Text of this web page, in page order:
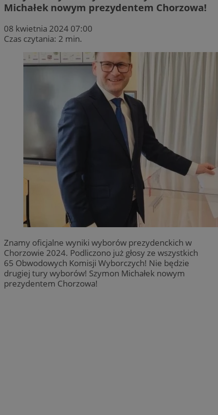
Michałek nowym prezydentem Chorzowa!
08 kwietnia 2024 07:00
Czas czytania: 2 min.
Znamy oficjalne wyniki wyborów prezydenckich w
Chorzowie 2024. Podliczono już głosy ze wszystkich
65 Obwodowych Komisji Wyborczych! Nie będzie
drugiej tury wyborów! Szymon Michałek nowym
prezydentem Chorzowa!